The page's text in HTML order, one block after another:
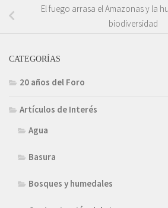
El fuego arrasa el Amazonas y la
biodiversidad
CATEGORÍAS
20 años del Foro
Artículos de Interés
Agua
Basura
Bosques y humedales